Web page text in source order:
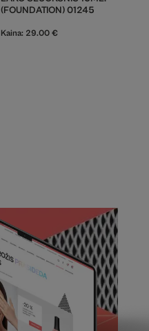
(FOUNDATION) 01245
Kaina: 29.00 €